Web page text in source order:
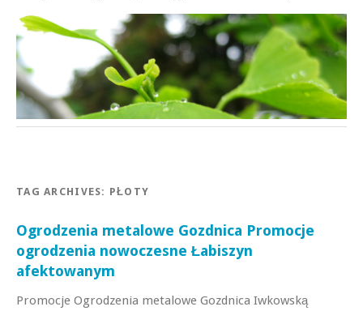
TAG ARCHIVES: PŁOTY
Ogrodzenia metalowe Gozdnica Promocje
ogrodzenia nowoczesne Łabiszyn
afektowanym
Promocje Ogrodzenia metalowe Gozdnica Iwkowską